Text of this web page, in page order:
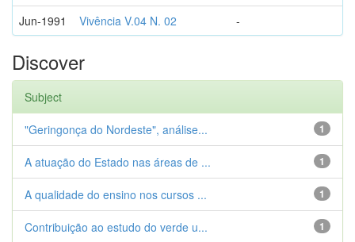
Jun-1991 Vivência V.04 N. 02 -
Discover
Subject
1
"Geringonça do Nordeste", análise...
1
A atuação do Estado nas áreas de ...
1
A qualidade do ensino nos cursos ...
1
Contribuição ao estudo do verde u...